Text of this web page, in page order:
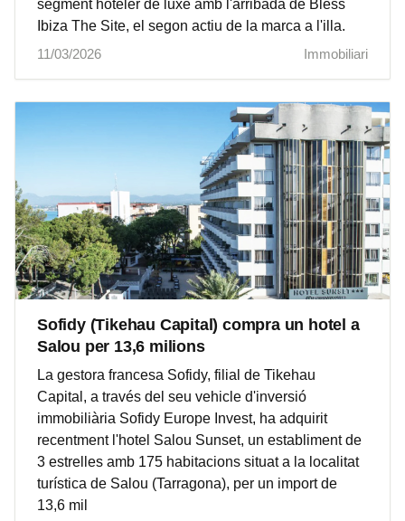
segment hoteler de luxe amb l'arribada de Bless
Ibiza The Site, el segon actiu de la marca a l'illa.
11/03/2026
Immobiliari
Sofidy (Tikehau Capital) compra un hotel a
Salou per 13,6 milions
La gestora francesa Sofidy, filial de Tikehau
Capital, a través del seu vehicle d'inversió
immobiliària Sofidy Europe Invest, ha adquirit
recentment l'hotel Salou Sunset, un establiment de
3 estrelles amb 175 habitacions situat a la localitat
turística de Salou (Tarragona), per un import de
13,6 mil